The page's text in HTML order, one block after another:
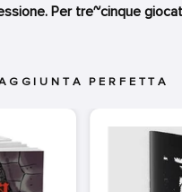
Per tre~cinque
PERFETTA